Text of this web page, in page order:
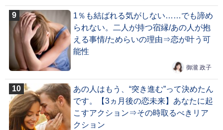
1％も結ばれる気がしない……でも諦め
られない。二人が持つ宿縁/あの人が抱
える事情/ためらいの理由⇒恋が叶う可
能性
御瀧 政子
あの人はもう、“突き進む”って決めたん
です。【3ヵ月後の恋未来】あなたに起
こすアクション⇒その時取るべきリア
クション